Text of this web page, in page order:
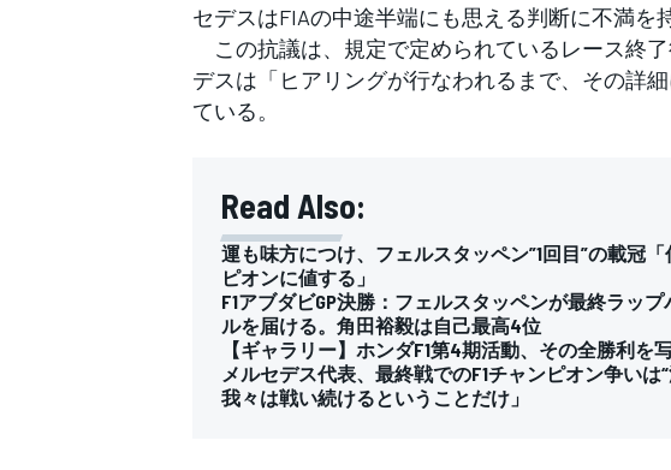
すべてのカテゴリー
セデスはFIAの中途半端にも思える判断に不満を
この抗議は、規定で定められているレース終
デスは「ヒアリングが行なわれるまで、その詳
ている。
Read Also:
運も味方につけ、フェルスタッペン”1回目”の載冠
ピオンに値する」
F1アブダビGP決勝：フェルスタッペンが最終ラッ
ルを届ける。角田裕毅は自己最高4位
【ギャラリー】ホンダF1第4期活動、その全勝利を
メルセデス代表、最終戦でのF1チャンピオン争いは
我々は戦い続けるということだけ」